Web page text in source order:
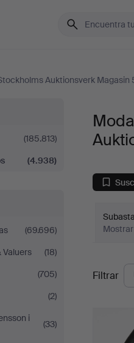
Auktionsverk Magasin
(185.813)
(4.938)
(69.696)
(18)
(705)
(2)
i
(33)
de
Filtrar